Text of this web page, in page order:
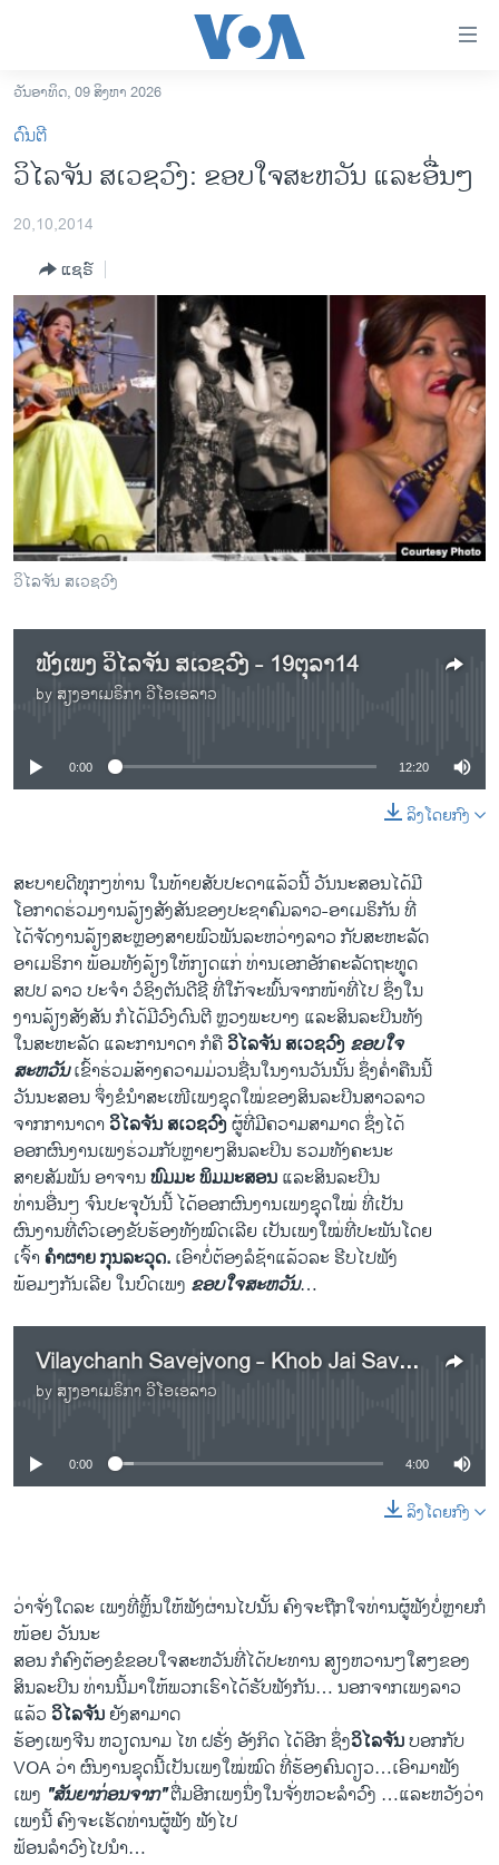
ເຂົ້າ
ຫາ
ຂ້າມ
ຂ້າມ
ໄປ
ຊອກ
ຄົ້ນ
ລາວ
ການເລືອກຕັ້ງ ປະທານາທີບໍດີ ສະຫະລັດ 2024
ຂ່າວ​ຈີນ
ໂລກ
ເອເຊຍ
ອິດສະຫຼະພາບດ້ານການຂ່າວ
ຊີວິດຊາວລາວ
ຊຸມຊົນຊາວລາວ
ວິທະຍາສາດ-ເທັກໂນໂລຈີ
ທຸລະກິດ
ພາສາອັງກິດ
ວີດີໂອ
ສຽງ
ວັນອາທິດ, 09 ສິງຫາ 2026
ດົນຕີ
ວິໄລຈັນ ສເວຊວົງ: ຂອບໃຈສະຫວັນ ແລະອື່ນໆ
20,10,2014
ແຊຣ໌
ວິໄລຈັນ ສເວຊວົງ
ຟັງເພງ ວິໄລຈັນ ສເວຊວົງ - 19ຕຸລາ14
by ສຽງອາເມຣິກາ ວີໂອເອລາວ
No media source currently available
0:00 12:20
ລິງໂດຍກົງ
ສະບາຍ​ດີທຸກໆ​ທ່ານ​ ​ໃນທ້າຍສັບປະດາແລ້ວນີ້ ​ວັນນະ​ສອນໄດ້ມີ
ໂອກາດຮ່ວມງານລ້ຽງສັງສັນຂອງປະຊາຄົມລາວ-ອາເມຣິກັນ ທີ່
ໄດ້ຈັດງານລ້ຽງສະຫຼອງ​ສາຍ​ພົວພັນ​ລະຫວ່າງ​ລາວ ​ກັບ​ສະຫະລັດ
ອາ​ເມຣິກາ ພ້ອມ​ທັງ​ລ້ຽງໃຫ້ກຽດແກ່ ທ່ານເອກອັກຄະລັດຖະທູດ
ສປປ ລາວ ປະຈຳ ວໍຊິງຕັນດີຊີ ທີ່ໃກ້ຈະພົ້ນຈາກໜ້າທີ່ໄປ ຊຶ່ງໃນ
ງານລ້ຽງສັງສັນ ກໍໄດ້ມີວົງດົນຕີ ຫຼວງພະບາງ ແລະສິນລະປິນທັງ
ໃນສະຫະລັດ ແລະການາດາ ກໍ​ຄືວິໄລຈັນ ສເວຊວົງ ຂອບໃຈ
ສະຫວັນເຂົ້າຮ່ວມສ້າງ​ຄວາມ​ມ່ວນ​ຊື່ນ​ໃນງານ​ວັນ​ນັ້ນ ຊຶ່ງຄ່ຳຄືນ​ນີ້
ວັນນະສອນ ຈຶ່ງຂໍນໍາ​ສະ​ເໜີ​ເພງຊຸດ​ໃໝ່ຂອງສິນລະປິນສາວລາວ
ຈາກ​ກາ​ນາ​ດາ ວິໄລຈັນ ສເວຊວົງຜູ້ທີ່ມີຄວາມສາມາດ ຊຶ່ງໄດ້
ອອກຜົນງານເພງຮ່ວມກັບຫຼາຍໆສິນລະປິນ ຮວມທັງຄະນະ
ສາຍສັມພັນ ອາຈານພົມມະ ພິມມະສອນແລະສິນລະປິນ
ທ່ານອື່ນໆ ຈົນປະຈຸບັນນີ້ ໄດ້ອອກຜົນງານເພງຊຸດໃໝ່ ທີ່ເປັນ
ຜົນ​ງານທີ່​ຕົວ​ເອງຂັບ​ຮ້ອງທັງໝົດ​ເລີຍ ​ເປັນ​ເພງ​ໃໝ່ທີ່ປະພັນໂດຍ
ເຈົ້າຄຳຜາຍ ກຸນລະວຸດ.​ເອົາ​ບໍ່​ຕ້ອງ​ລໍຊ້າ​ແລ້ວ​ລະ​ ຮີບ​ໄປຟັງ
ພ້ອມ​ໆກັນ​ເລີຍ ​ໃນ​ບົດເພງ ຂອບໃຈສະຫວັນ…
Vilaychanh Savejvong - Khob Jai Savanh
by ສຽງອາເມຣິກາ ວີໂອເອລາວ
No media source currently available
0:00 4:00
ລິງໂດຍກົງ
​ວ່າ​ຈັ່ງ​ໃດ​ລະ ​ເພງ​ທີ່​ຫຼິ້ນ​ໃຫ້​ຟັງ​ຜ່ານ​ໄປ​ນັ້ນ ​ຄົງ​ຈະ​ຖືກ​ໃຈທ່ານ​ຜູ້​ຟັງ​ບໍ່​ຫຼາຍ​ກໍ​
ໜ້ອຍ ວັນນະ
ສອນ ກໍຄົງຕ້ອງຂໍຂອບໃຈສະຫວັນທີ່ໄດ້ປະທານ ສຽງຫວານໆໃສໆຂອງ
ສິນລະປິນ ທ່ານນີ້ມາໃຫ້ພວກເຮົາໄດ້ຮັບຟັງກັນ… ນອກຈາກເພງລາວ
ແລ້ວ ວິໄລຈັນຍັງສາມາດ
ຮ້ອງເພງຈີນ ຫວຽດນາມ ໄທ ຝຣັ່ງ ອັງກິດ ໄດ້ອີກ ຊຶ່ງວິໄລຈັນບອກກັບ
VOA ວ່າ ຜົນງານຊຸດນີ້ເປັນເພງໃໝ່ໝົດ ທີ່ຮ້ອງຄົນດຽວ…ເອົາມາຟັງ
ເພງ "ສັນຍາ​ກ່ອນ​ຈາກ"ຕື່ມອີກເພງນຶ່ງ​ໃນ​ຈັ່ງ​ຫວະ​ລຳວົງ …​ແລະ​ຫວັງ​ວ່າ​
ເພງ​ນີ້ ຄົງ​ຈະ​ເຮັດ​ທ່ານ​ຜູ້​ຟັງ ຟັງ​ໄປ
ຟ້ອນ​ລຳວົງ​ໄປນຳ…